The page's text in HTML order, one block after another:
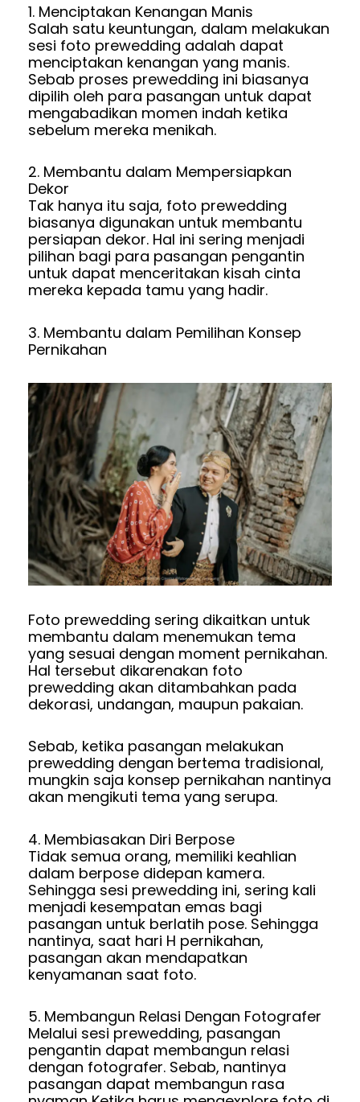
1. Menciptakan Kenangan Manis
Salah satu keuntungan, dalam melakukan
sesi foto prewedding adalah dapat
menciptakan kenangan yang manis.
Sebab proses prewedding ini biasanya
dipilih oleh para pasangan untuk dapat
mengabadikan momen indah ketika
sebelum mereka menikah.
2. Membantu dalam Mempersiapkan
Dekor
Tak hanya itu saja, foto prewedding
biasanya digunakan untuk membantu
persiapan dekor. Hal ini sering menjadi
pilihan bagi para pasangan pengantin
untuk dapat menceritakan kisah cinta
mereka kepada tamu yang hadir.
3. Membantu dalam Pemilihan Konsep
Pernikahan
Foto prewedding sering dikaitkan untuk
membantu dalam menemukan tema
yang sesuai dengan moment pernikahan.
Hal tersebut dikarenakan foto
prewedding akan ditambahkan pada
dekorasi, undangan, maupun pakaian.
Sebab, ketika pasangan melakukan
prewedding dengan bertema tradisional,
mungkin saja konsep pernikahan nantinya
akan mengikuti tema yang serupa.
4. Membiasakan Diri Berpose
Tidak semua orang, memiliki keahlian
dalam berpose didepan kamera.
Sehingga sesi prewedding ini, sering kali
menjadi kesempatan emas bagi
pasangan untuk berlatih pose. Sehingga
nantinya, saat hari H pernikahan,
pasangan akan mendapatkan
kenyamanan saat foto.
5. Membangun Relasi Dengan Fotografer
Melalui sesi prewedding, pasangan
pengantin dapat membangun relasi
dengan fotografer. Sebab, nantinya
pasangan dapat membangun rasa